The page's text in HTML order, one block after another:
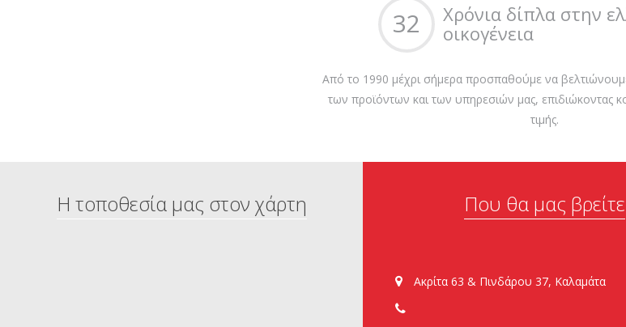
32
Χρόνια δίπλα στην
οικογένεια
Από το 1990 μέχρι σήμερα προσπαθούμε να
των προϊόντων και των υπηρεσιών μας, επιδιώκοντας
τιμής.
Η τοποθεσία μας στον χάρτη Που θα μας βρείτε
Ακρίτα 63 & Πινδάρου 37, Καλαμάτα